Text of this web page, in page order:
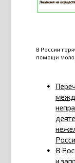
В России
помощи
В
и